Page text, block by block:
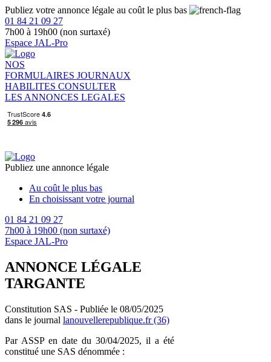
Publiez votre annonce légale au coût le plus bas
01 84 21 09 27
7h00 à 19h00 (non surtaxé)
Espace JAL-Pro
NOS
FORMULAIRES JOURNAUX
HABILITES CONSULTER
LES ANNONCES LEGALES
Publiez une annonce légale
Au coût le plus bas
En choisissant votre journal
01 84 21 09 27
7h00 à 19h00 (non surtaxé)
Espace JAL-Pro
ANNONCE LÉGALE
TARGANTE
Constitution SAS - Publiée le 08/05/2025
dans le journal lanouvellerepublique.fr (36)
Par ASSP en date du 30/04/2025, il a été
constitué une SAS dénommée :